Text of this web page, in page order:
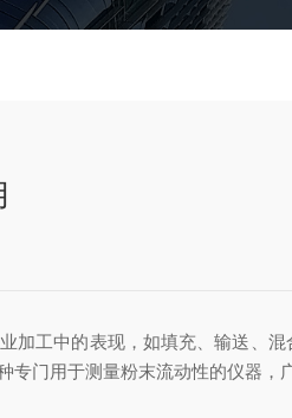
工中的表现，如填充、输送、
门用于测量粉末流动性的仪器，